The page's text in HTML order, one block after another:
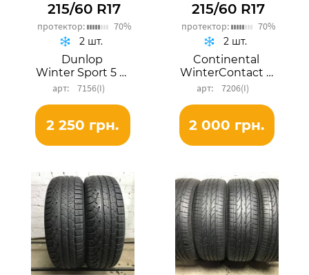
215/60 R17
протектор: 70%
Dunlop
Winter Sport 5 SUV
7156(I)
2 шт.
2 250 грн.
215/60 R17
протектор: 70%
Continental
WinterContact TS 850P
7206(I)
2 шт.
2 000 грн.